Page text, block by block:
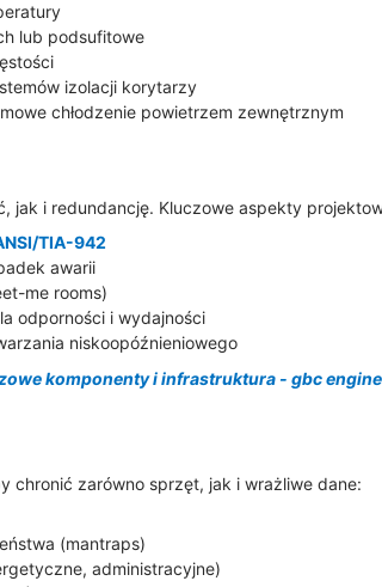
lub podsufitowe
izolacji korytarzy
chłodzenie powietrzem zewnętrznym
jak i redundancję. Kluczowe aspekty
TIA-942
awarii
me rooms)
odporności i wydajności
niskoopóźnieniowego
komponenty i infrastruktura - gbc
chronić zarówno sprzęt, jak i wrażliwe dane:
(mantraps)
administracyjne)